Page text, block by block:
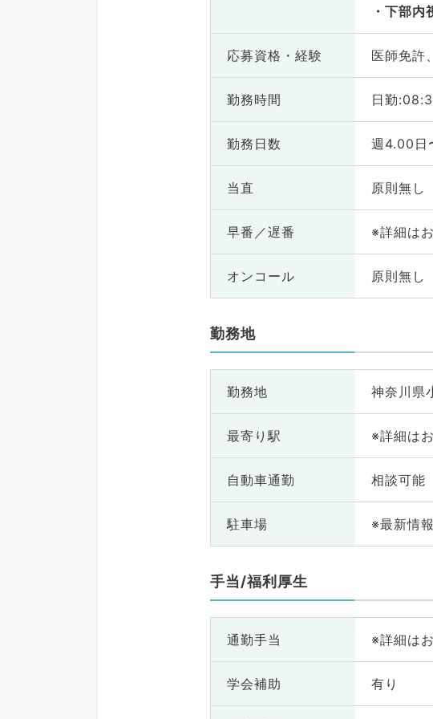
下部内
応募資格・ 経験 医師免許
勤務時間 日勤
勤務日数 週4.00日
当直 原則無し
早番／遅番 ※詳細は
オンコール 原則無し
勤務地
勤務地 神奈川県
最寄り駅 ※詳細は
自動車通勤 相談可能
駐車場 ※最新情
手当/福利厚生
通勤手当 ※詳細は
学会補助 有り